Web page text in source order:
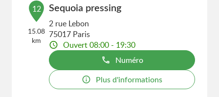
12
15.08
km
Sequoia pressing
2 rue Lebon
75017 Paris
Ouvert 08:00 - 19:30
Numéro
Plus d'informations